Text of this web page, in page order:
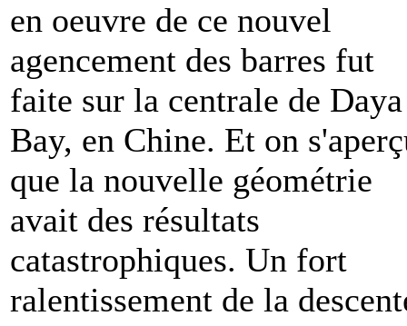
en oeuvre de ce nouvel
agencement des barres fut
faite sur la centrale de Daya
Bay, en Chine. Et on
que la nouvelle géométrie
avait des résultats
catastrophiques. Un fort
ralentissement de la